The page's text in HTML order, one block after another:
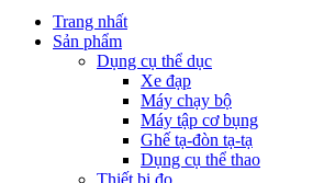
Trang nhất
Sản phẩm
Dụng cụ thể dục
Xe đạp
Máy chạy bộ
Máy tập cơ bụng
Ghế tạ-đòn tạ-tạ
Dụng cụ thể thao
Thiết bị đo